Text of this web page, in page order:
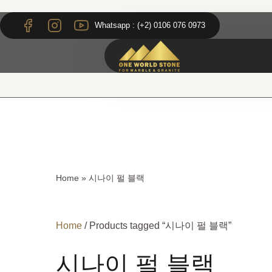
Whatsapp : (+2) 0106 076 0973
to
content
to
content
Home » 시나이 펄 블랙
Home / Products tagged “시나이 펄 블랙”
시나이 펄 블랙